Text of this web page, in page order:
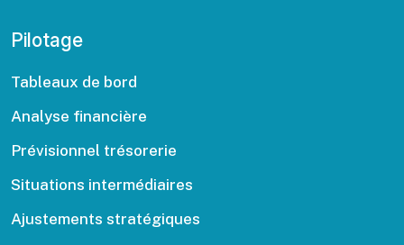
Pilotage
Tableaux de bord
Analyse financière
Prévisionnel trésorerie
Situations intermédiaires
Ajustements stratégiques